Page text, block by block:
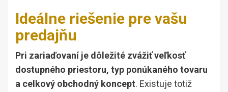
Ideálne riešenie pre vašu
predajňu
Pri zariaďovaní je dôležité zvážiť veľkosť
dostupného priestoru, typ ponúkaného tovaru
a celkový obchodný koncept. Existuje totiž